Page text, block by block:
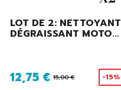
LOT DE 2: NETTOYANT
DÉGRAISSANT MOTO...
12,75 € 15,00 € -15%